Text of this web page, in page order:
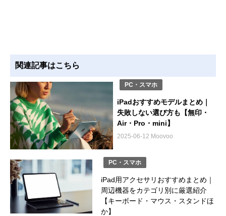
関連記事はこちら
PC・スマホ
iPadおすすめモデルまとめ｜
失敗しない選び方も【無印・
Air・Pro・mini】
2025-06-12 Moovoo
PC・スマホ
iPad用アクセサリおすすめまとめ｜
周辺機器をカテゴリ別に厳選紹介
【キーボード・マウス・スタンドほ
か】